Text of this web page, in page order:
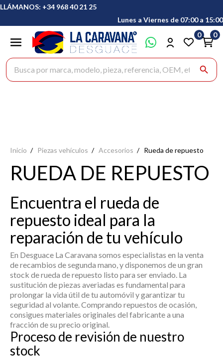
LLÁMANOS: +34 968 40 21 25
Lunes a Viernes de 07:00 a 15:00
Buscar productos
search
0 0
Inicio Piezas vehículos Accesorios Rueda de repuesto
RUEDA DE REPUESTO
Encuentra el rueda de
repuesto ideal para la
reparación de tu vehículo
En Desguace La Caravana somos especialistas en la venta
de recambios de segunda mano, y disponemos de un gran
stock derueda de repuesto listo para ser enviado. La
sustitución de piezas averiadas es fundamental para
prolongar la vida útil de tu automóvil y garantizar tu
seguridad al volante. Comprando repuestos de ocasión,
consigues materiales originales del fabricante a una
fracción de su precio original.
Proceso de revisión de nuestro
stock